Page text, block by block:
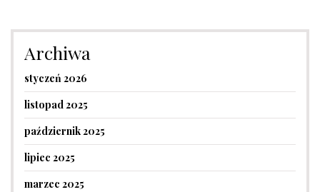
Archiwa
styczeń 2026
listopad 2025
październik 2025
lipiec 2025
marzec 2025